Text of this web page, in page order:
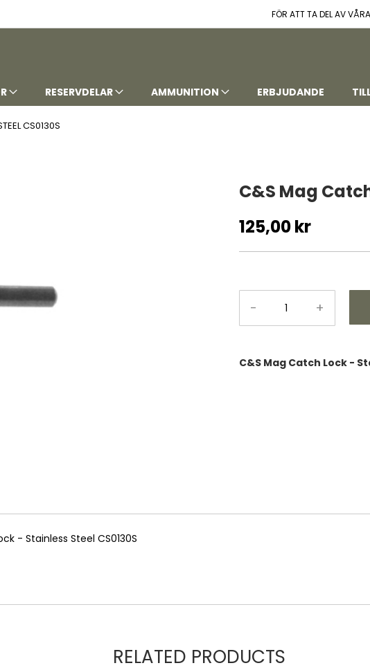
FÖR ATT TA DEL AV
RESERVDELAR AMMUNITION ERBJUDANDE
CS0130S
C&S Mag
125,00 kr
- +
C&S Mag Catch Lock -
- Stainless Steel CS0130S
RELATED PRODUCTS